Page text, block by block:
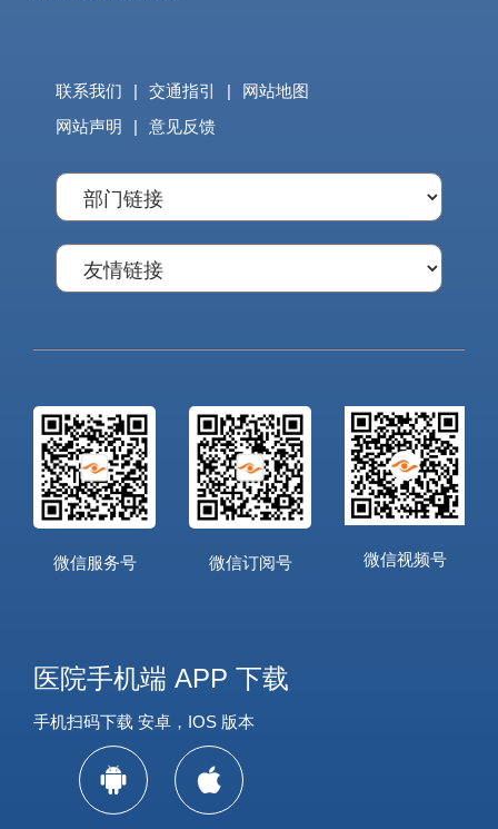
联系我们 | 交通指引 |
网站地图
网站声明
| 意见反馈
微信服务号 微信订阅号 微信视频号
医院手机端 APP 下载
手机扫码下载 安卓，IOS 版本